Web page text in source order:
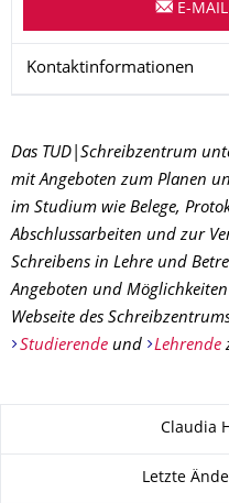
E-
Kontaktinformationen
Das TUD Schreibzentrum
mit Angeboten zum Planen
im Studium wie Belege,
Abschlussarbeiten und zur
Schreibens in Lehre und
Angeboten und
Webseite des
Studierende und Lehrende
Zu dieser SeiteClaudia
Letzte